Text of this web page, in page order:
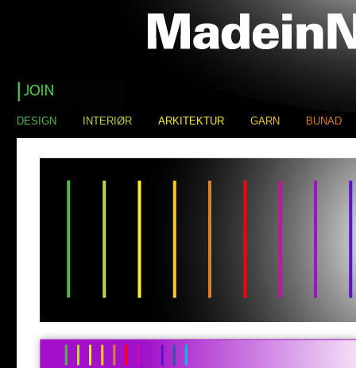
DESIGN INTERIØR ARKITEKTUR GARN BUNAD